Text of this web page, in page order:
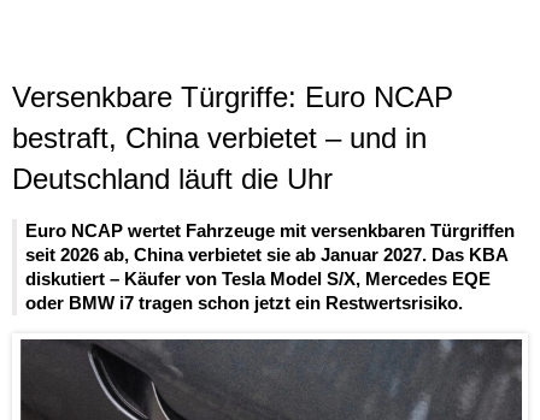
Versenkbare Türgriffe: Euro NCAP
bestraft, China verbietet – und in
Deutschland läuft die Uhr
Euro NCAP wertet Fahrzeuge mit versenkbaren Türgriffen
seit 2026 ab, China verbietet sie ab Januar 2027. Das KBA
diskutiert – Käufer von Tesla Model S/X, Mercedes EQE
oder BMW i7 tragen schon jetzt ein Restwertsrisiko.